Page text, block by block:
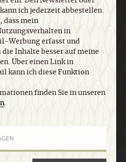
.
Jetzt anmelden
ich jederzeit abbestellen.
dass mein
in
Werbung erfasst und
Inhalte besser auf meine
Über einen Link in
kann ich diese Funktion
finden Sie in unseren
.